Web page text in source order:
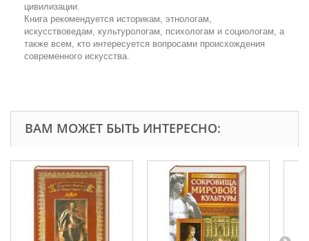
цивилизации.
Книга рекомендуется историкам, этнологам,
искусствоведам, культурологам, психологам и социологам, а
также всем, кто интересуется вопросами происхождения
современного искусства.
ВАМ МОЖЕТ БЫТЬ ИНТЕРЕСНО: